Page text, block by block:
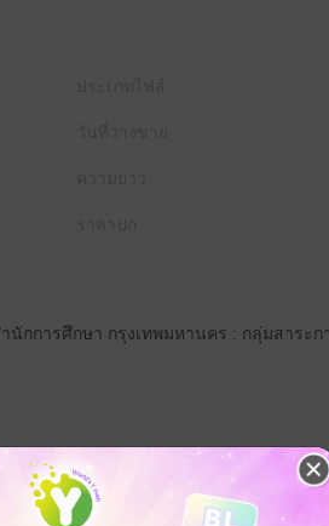
การศึกษา กรุงเทพมหานคร : กลุ่มสาระก